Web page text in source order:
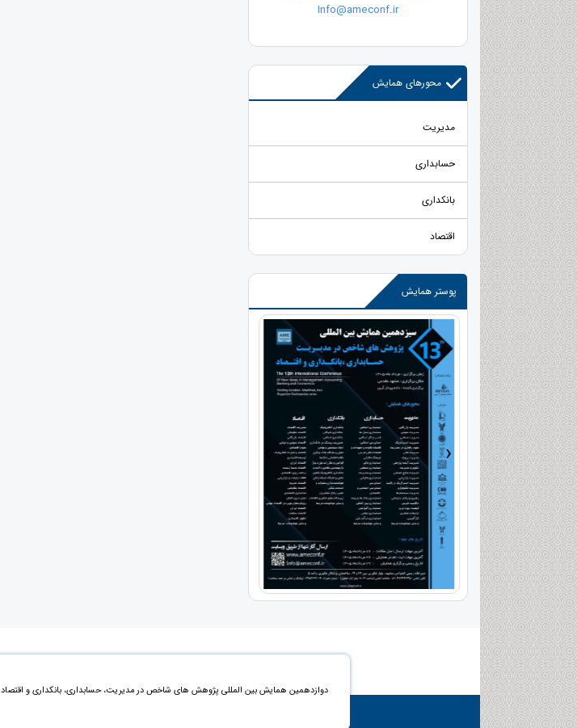
Info@ameconf.ir
محورهای همایش
مدیریت
حسابداری
بانکداری
اقتصاد
پوستر همایش
‹
دوازدهمین همایش بین المللی پژوهش های شاخص در مدیریت، حسابداری، بانکداری و اقتصاد